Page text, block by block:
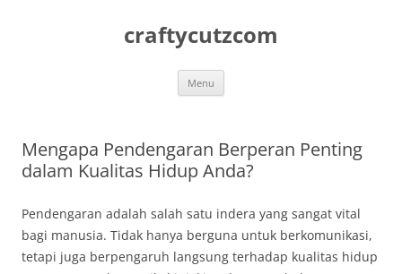
craftycutzcom
Menu
Mengapa Pendengaran Berperan Penting
dalam Kualitas Hidup Anda?
Pendengaran adalah salah satu indera yang sangat vital
bagi manusia. Tidak hanya berguna untuk berkomunikasi,
tetapi juga berpengaruh langsung terhadap kualitas hidup